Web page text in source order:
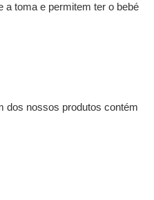
a toma e permitem ter o bebé
dos nossos produtos contém